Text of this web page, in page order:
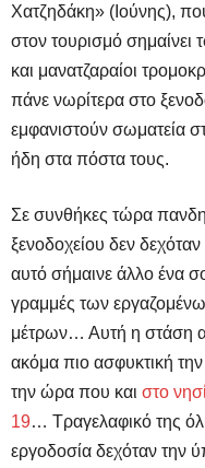
Χατζηδάκη» (Ιούνης),
στον τουρισμό σημαίνει
και μανατζαραίοι
πάνε νωρίτερα στο
εμφανιστούν σωματεία
ήδη στα πόστα τους.
Σε συνθήκες τώρα
ξενοδοχείου δεν
αυτό σήμαινε άλλο ένα
γραμμές των
μέτρων… Αυτή η στάση
ακόμα πιο ασφυκτική
την ώρα που και στο
19… Τραγελαφικό της
εργοδοσία δεχόταν την